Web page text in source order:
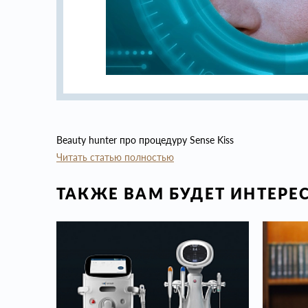
Beauty hunter про процедуру Sense Kiss
Читать статью полностью
ТАКЖЕ ВАМ БУДЕТ